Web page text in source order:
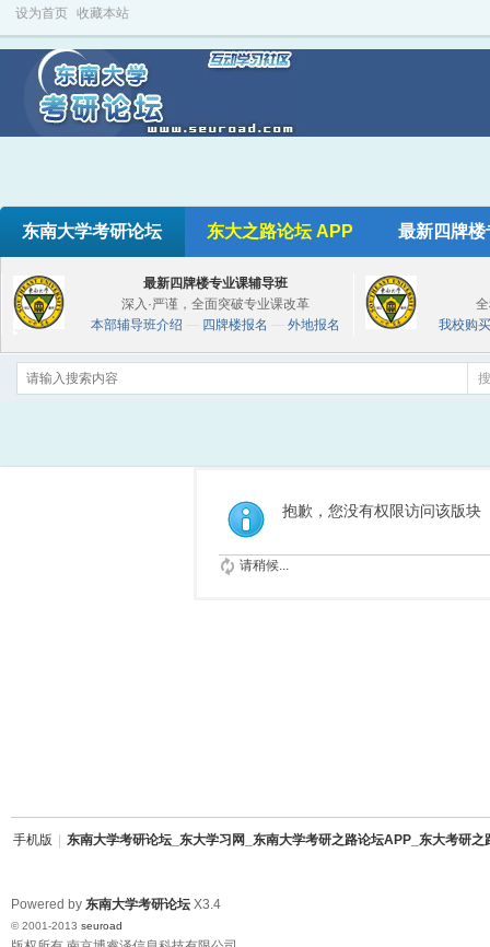
设为首页 收藏本站
东南大学考研论坛 东大之路论坛 APP 最新四牌
最新四牌楼专业课辅导班
深入·严谨，全面突破专业课改革
本部辅导班介绍 — 四牌楼报名 —外地报名
我校购买
抱歉，您没有权限访问该版块
请稍候...
手机版 东南大学考研论坛_东大学习网_东南大学考研之路论坛APP_东大考研
Powered by 东南大学考研论坛 X3.4
© 2001-2013 seuroad